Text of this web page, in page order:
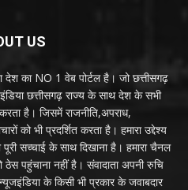
US
का NO 1 वेब पोर्टल है। जो छत्तीसगढ़
छत्तीसगढ़ राज्य के साथ देश के सभी
है। जिसमें राजनीति,अपराध,
को भी प्रदर्शित करता है। हमारा उद्देश्य
सच्चाई के साथ दिखाना है। हमारा चैनल
ठेस पहुंचाना नहीं है। संवादाता अपनी रुचि
के किसी भी प्रकार के जवाबदार